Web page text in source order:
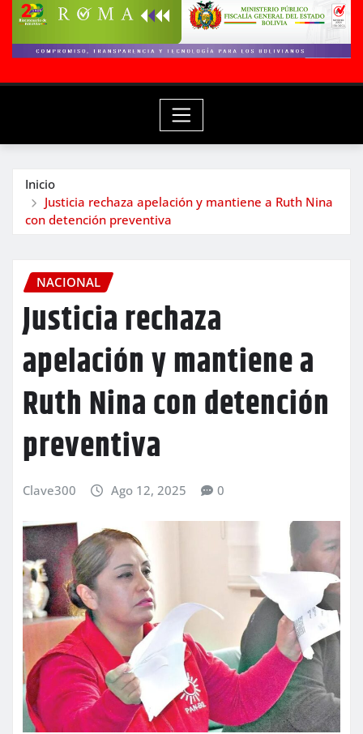
Inicio
Justicia rechaza apelación y mantiene a Ruth Nina
con detención preventiva
NACIONAL
Justicia rechaza
apelación y mantiene a
Ruth Nina con detención
preventiva
Clave300 Ago 12, 2025 0